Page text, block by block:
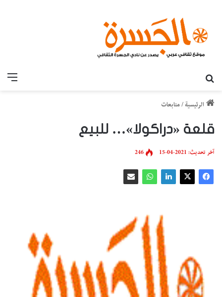
الرئيسية /متابعات
قلعة «دراكولا»… للبيع
آخر تحديث: 2021-04-15 246